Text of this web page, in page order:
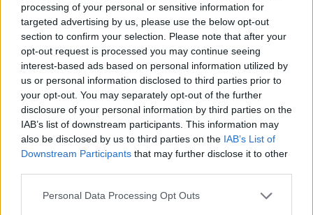
processing of your personal or sensitive information for
targeted advertising by us, please use the below opt-out
section to confirm your selection. Please note that after your
opt-out request is processed you may continue seeing
interest-based ads based on personal information utilized by
us or personal information disclosed to third parties prior to
your opt-out. You may separately opt-out of the further
disclosure of your personal information by third parties on the
IAB’s list of downstream participants. This information may
also be disclosed by us to third parties on the IAB’s List of
Downstream Participants that may further disclose it to other
Personal Data Processing Opt Outs
Image may be subject to copyright Report a problem